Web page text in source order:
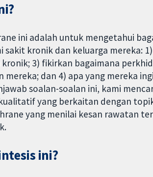
ini adalah untuk mengetahui
sakit kronik dan keluarga mereka:
3) fikirkan bagaimana
dan 4) apa yang mereka
soalan-soalan ini, kami
yang berkaitan dengan
yang menilai kesan rawatan
ini?